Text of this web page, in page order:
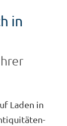
in
Laden in